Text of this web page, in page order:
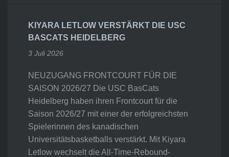
KIYARA LETLOW VERSTÄRKT DIE USC
BASCATS HEIDELBERG
3 Juli 2026
NEUZUGANG FRONTCOURT FÜR DIE
SAISON 2026/27 Die USC BasCats
Heidelberg haben ihren Frontcourt für die
Saison 2026/27 mit einer der erfolgreichsten
Spielerinnen des kanadischen
Universitätsbasketballs verstärkt. Mit Kiyara
Letlow wechselt die All-Time-Rebound-